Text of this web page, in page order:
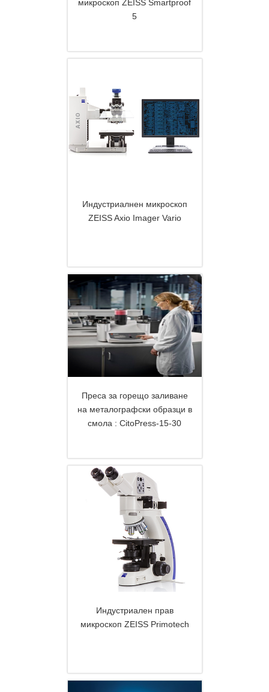
микроскоп ZEISS Smartproof
5
Индустриалнен микроскоп
ZEISS Axio Imager Vario
Преса за горещо заливане
на металографски образци в
смола : CitoPress-15-30
Индустриален прав
микроскоп ZEISS Primotech